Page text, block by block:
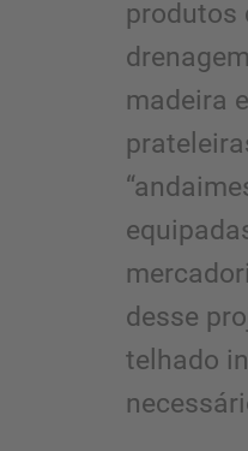
produtos
madeira
desse
telhado